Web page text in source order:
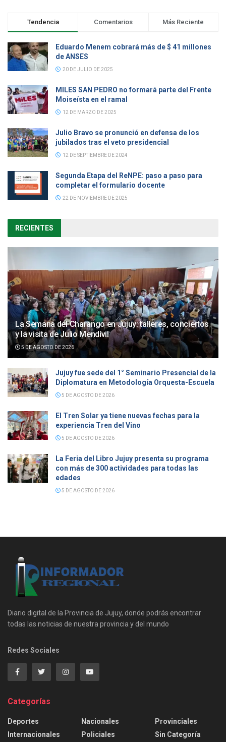
Tendencia Comentarios Más Reciente
Eduardo Menem cobrará más de $ 41 millones
de ANSES
20 DE JULIO DE 2025
MILES SAN PEDRO no formará parte del Frente
Moiseísta en el ramal
12 DE MARZO DE 2025
Julio Bravo se pronunció en defensa de los
jubilados tras el veto presidencial
12 DE SEPTIEMBRE DE 2024
Segunda Etapa del ReNPE: paso a paso para
completar el formulario docente
22 DE NOVIEMBRE DE 2025
RECIENTES
La Semana del Charango en Jujuy: talleres, conciertos
y la visita de Julio Mendívil
5 DE AGOSTO DE 2026
Jujuy fue sede del 1° Seminario Presencial de la
Diplomatura en Metodología Orquesta-Escuela
5 DE AGOSTO DE 2026
El Tren Solar ya tiene nuevas fechas para la
experiencia Tren del Vino
5 DE AGOSTO DE 2026
La Feria del Libro Jujuy presenta su programa
con más de 300 actividades para todas las
edades
5 DE AGOSTO DE 2026
Diario digital de la Provincia de Jujuy, donde podrás encontrar
todas las noticias de nuestra provincia y del mundo
Redes Sociales
Categorías
Deportes
Internacionales
Nacionales
Policiales
Provinciales
Sin Categoría